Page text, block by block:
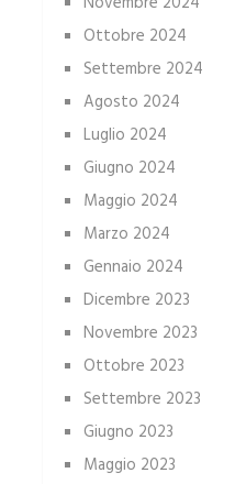
Ottobre 2024
Settembre 2024
Agosto 2024
Luglio 2024
Giugno 2024
Maggio 2024
Marzo 2024
Gennaio 2024
Dicembre 2023
Novembre 2023
Ottobre 2023
Settembre 2023
Giugno 2023
Maggio 2023